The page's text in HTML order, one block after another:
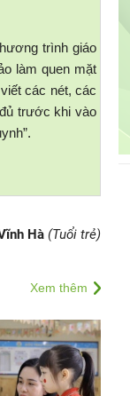
trình giáo
làm quen mặt
các nét, các
trước khi vào
Hà (Tuổi trẻ)
Xem thêm